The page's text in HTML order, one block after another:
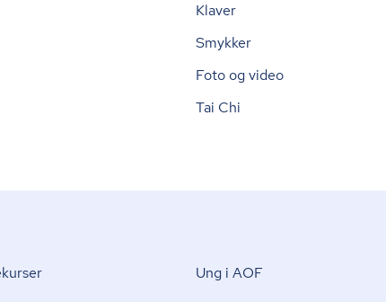
Klaver
Smykker
Foto og video
Tai Chi
Ung i AOF